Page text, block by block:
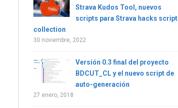
Strava Kudos Tool, nuevos
scripts para Strava hacks script
collection
30 noviembre, 2022
Versión 0.3 final del proyecto
BDCUT_CL y el nuevo script de
auto-generación
27 enero, 2018